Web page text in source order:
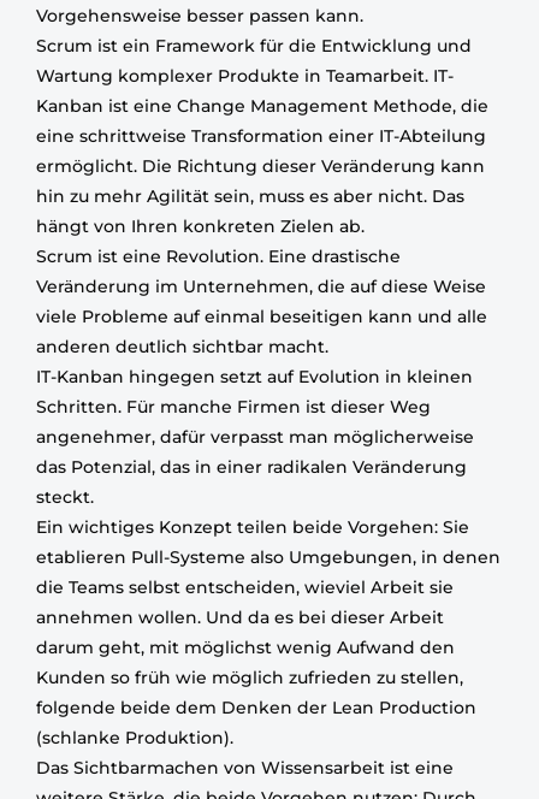
Vorgehensweise besser passen kann.
Scrum ist ein Framework für die Entwicklung und
Wartung komplexer Produkte in Teamarbeit. IT-
Kanban ist eine Change Management Methode, die
eine schrittweise Transformation einer IT-Abteilung
ermöglicht. Die Richtung dieser Veränderung kann
hin zu mehr Agilität sein, muss es aber nicht. Das
hängt von Ihren konkreten Zielen ab.
Scrum ist eine Revolution. Eine drastische
Veränderung im Unternehmen, die auf diese Weise
viele Probleme auf einmal beseitigen kann und alle
anderen deutlich sichtbar macht.
IT-Kanban hingegen setzt auf Evolution in kleinen
Schritten. Für manche Firmen ist dieser Weg
angenehmer, dafür verpasst man möglicherweise
das Potenzial, das in einer radikalen Veränderung
steckt.
Ein wichtiges Konzept teilen beide Vorgehen: Sie
etablieren Pull-Systeme also Umgebungen, in denen
die Teams selbst entscheiden, wieviel Arbeit sie
annehmen wollen. Und da es bei dieser Arbeit
darum geht, mit möglichst wenig Aufwand den
Kunden so früh wie möglich zufrieden zu stellen,
folgende beide dem Denken der Lean Production
(schlanke Produktion).
Das Sichtbarmachen von Wissensarbeit ist eine